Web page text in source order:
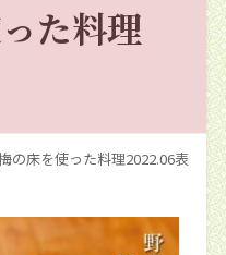
た料理
の床を使った料理2022.06表